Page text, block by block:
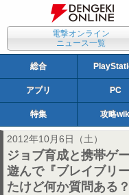
電撃オンライン
ニュース一覧
総合
アプリ PC
特集 攻略
2012年10月6日（土）
ジョブ育成と携帯ゲ
遊んで『ブレイブリ
たけど何か質問ある？